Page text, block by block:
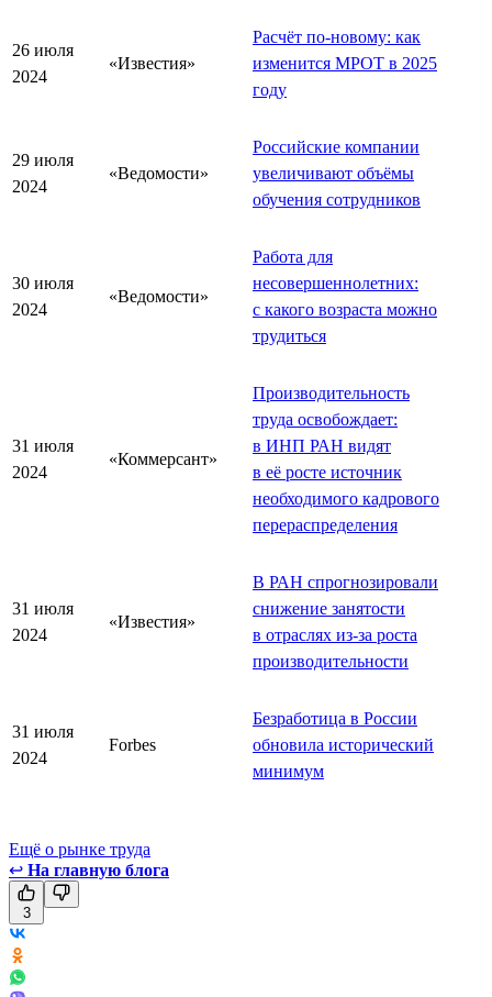
26 июля
2024
«Известия»
Расчёт по-новому: как
изменится МРОТ в 2025
году
29 июля
2024
«Ведомости»
Российские компании
увеличивают объёмы
обучения сотрудников
30 июля
2024
«Ведомости»
Работа для
несовершеннолетних:
с какого возраста можно
трудиться
31 июля
2024
«Коммерсант»
Производительность
труда освобождает:
в ИНП РАН видят
в её росте источник
необходимого кадрового
перераспределения
31 июля
2024
«Известия»
В РАН спрогнозировали
снижение занятости
в отраслях из-за роста
производительности
31 июля
2024
Forbes
Безработица в России
обновила исторический
минимум
Ещё о рынке труда
↩ На главную блога
3